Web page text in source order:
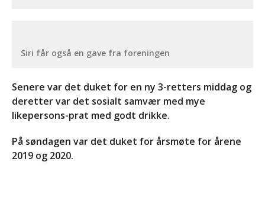
Siri får også en gave fra foreningen
Senere var det duket for en ny 3-retters middag og
deretter var det sosialt samvær med mye
likepersons-prat med godt drikke.
På søndagen var det duket for årsmøte for årene
2019 og 2020.